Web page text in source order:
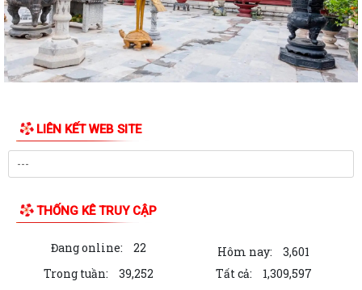
Hội trại hè xanh truyền thống thiếu niên, nhi đồng thôn Chí Minh
CẢNH BÁO: Giả mạo giấy mời cung cấp hồ sơ đất đai để lừa đảo người
dân
hành, được sửa đổi, bổ sung và bị...
QUYẾT ĐỊNH: Về việc công bố thủ tục hành chính nội bộ mới ban hành
Hội nghị tập huấn triển khai thủ tục hành chính của Đảng trên môi
HĐND XÃ ĐƯỜNG AN KHÓA II, NHIỆM KỲ 2026 – 2031, TỔ CHỨC
THÀNH CÔNG KỲ HỌP THỨ TƯ (KỲ HỌP THƯỜNG LỆ...
LIÊN KẾT WEB SITE
THỐNG KÊ TRUY CẬP
Đang online: 22 Hôm nay:
3,601
Trong tuần:
39,252 Tất cả: 1,309,597